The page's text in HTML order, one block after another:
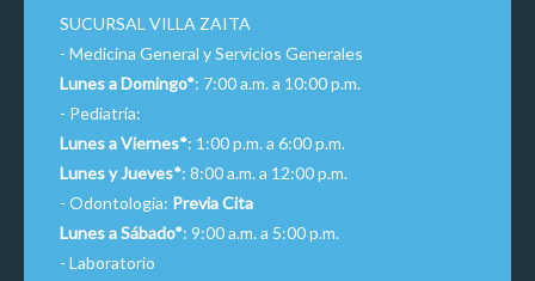
SUCURSAL VILLA ZAITA
- Medicina General y Servicios Generales
Lunes a Domingo*: 7:00 a.m. a 10:00 p.m.
- Pediatría:
Lunes a Viernes*: 1:00 p.m. a 6:00 p.m.
Lunes y Jueves*: 8:00 a.m. a 12:00 p.m.
- Odontología: Previa Cita
Lunes a Sábado*: 9:00 a.m. a 5:00 p.m.
- Laboratorio